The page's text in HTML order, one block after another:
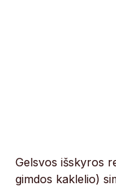
Gelsvos išskyros
gimdos kaklelio)